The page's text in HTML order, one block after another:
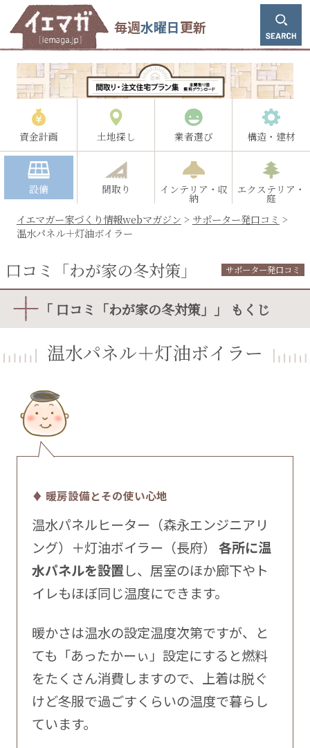
毎週水曜日更新
資金計画 土地探し 業者選び 構造・建材
設備 間取り インテリア・収
納
エクステリア・
庭
イエマガー家づくり情報webマガジン > サポーター発口コミ >
温水パネル＋灯油ボイラー
口コミ「わが家の冬対策」 サポーター発口コミ
「 口コミ「わが家の冬対策」」 もくじ
温水パネル＋灯油ボイラー
♦ 暖房設備とその使い心地
温水パネルヒーター（森永エンジニアリ
ング）＋灯油ボイラー（長府） 各所に温
水パネルを設置し、居室のほか廊下やト
イレもほぼ同じ温度にできます。
暖かさは温水の設定温度次第ですが、と
ても「あったかーぃ」設定にすると燃料
をたくさん消費しますので、上着は脱ぐ
けど冬服で過ごすくらいの温度で暮らし
ています。